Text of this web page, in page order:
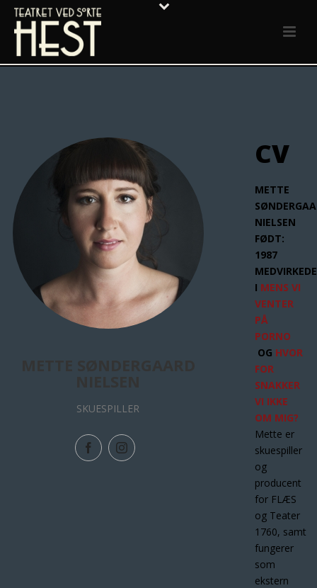
SKUESPILLER
CV
METTE
NIELSEN
FØDT:
1987
MEDVIRKEDE
I MENS VI
VENTER
PÅ
PORNO
OG HVOR
FOR
SNAKKER
VI IKKE
OM MIG?
Mette er
skuespiller
og
producent
for FLÆS
og Teater
1760, samt
fungerer
som
ekstern